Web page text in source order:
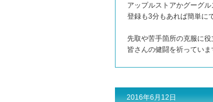
アップルストアかグーグ
登録も3分もあれば簡単に
先取や苦手箇所の克服に役
皆さんの健闘を祈っていま
2016年6月12日